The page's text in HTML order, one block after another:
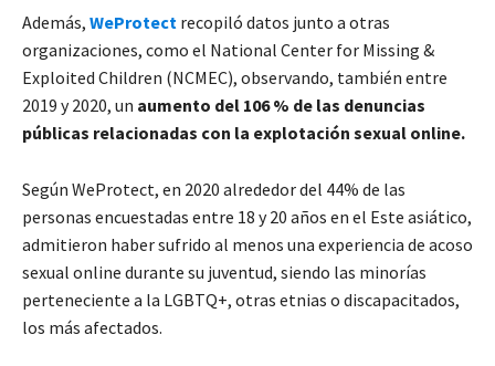
Además, WeProtect recopiló datos junto a otras
organizaciones, como el National Center for Missing &
Exploited Children (NCMEC), observando, también entre
2019 y 2020, un aumento del 106 % de las denuncias
públicas relacionadas con la explotación sexual online.
Según WeProtect, en 2020 alrededor del 44% de las
personas encuestadas entre 18 y 20 años en el Este asiático,
admitieron haber sufrido al menos una experiencia de acoso
sexual online durante su juventud, siendo las minorías
perteneciente a la LGBTQ+, otras etnias o discapacitados,
los más afectados.